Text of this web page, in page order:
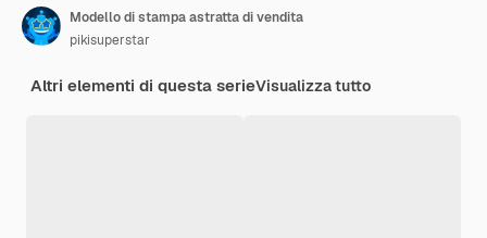
Modello di stampa astratta di vendita
pikisuperstar
Altri elementi di questa serieVisualizza tutto